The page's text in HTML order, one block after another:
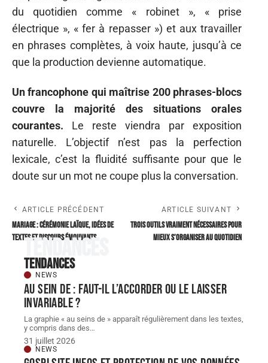
du quotidien comme « robinet », « prise
électrique », « fer à repasser ») et aux travailler
en phrases complètes, à voix haute, jusqu’à ce
que la production devienne automatique.
Un francophone qui maîtrise 200 phrases-blocs
couvre la majorité des situations orales
courantes. Le reste viendra par exposition
naturelle. L’objectif n’est pas la perfection
lexicale, c’est la fluidité suffisante pour que le
doute sur un mot ne coupe plus la conversation.
ARTICLE PRÉCÉDENT
Mariage : cérémonie laïque, idées de
textes et discours émouvants
ARTICLE SUIVANT
Trois outils vraiment nécessaires pour
mieux s’organiser au quotidien
Tendances
Tendances
NEWS
Au sein de : faut-il l’accorder ou le laisser
invariable ?
La graphie « au seins de » apparaît régulièrement dans les textes,
y compris dans des…
31 juillet 2026
NEWS